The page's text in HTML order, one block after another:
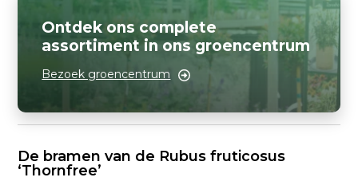
Ontdek ons complete
assortiment in ons groencentrum
Bezoek groencentrum
De bramen van de Rubus fruticosus
‘Thornfree’